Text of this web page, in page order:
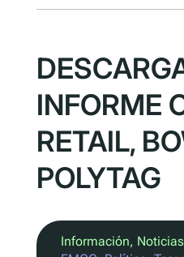
INFORME
RETAIL,
POLYTAG
Información, Noticias